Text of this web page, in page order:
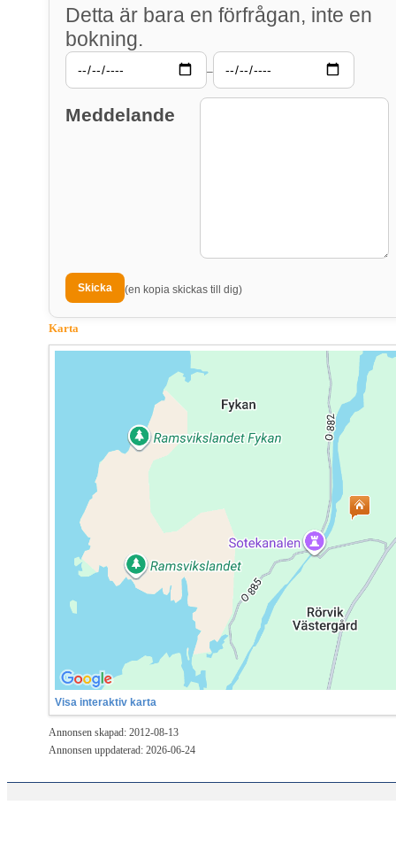
Detta är bara en förfrågan, inte en
bokning.
–
Meddelande
(en kopia skickas till dig)
Karta
Visa interaktiv karta
Annonsen skapad: 2012-08-13
Annonsen uppdaterad: 2026-06-24